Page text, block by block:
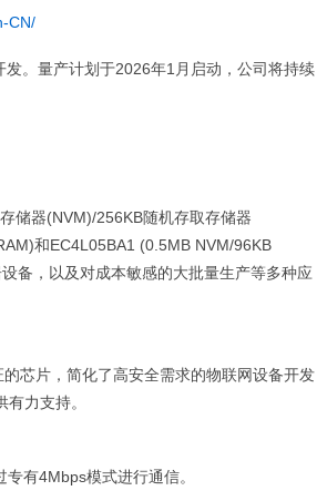
CN/
。量产计划于2026年1月启动，公司将持续
储器(NVM)/256KB随机存取存储器
和EC4L05BA1 (0.5MB NVM/96KB
备，以及对成本敏感的大批量生产等多种应
芯片，简化了高安全需求的物联网设备开发
力支持。
专有4Mbps模式进行通信。